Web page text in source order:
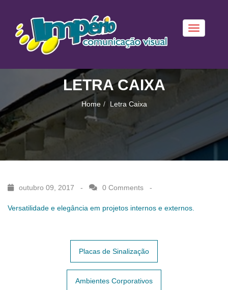
Toggle
navigation
LETRA CAIXA
Home Letra Caixa
outubro 09, 2017 - 0 Comments -
Versatilidade e elegância em projetos internos e externos.
NavegaçãoPlacas de Sinalização
Ambientes Corporativos